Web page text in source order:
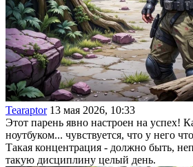
Tearaptor 13 мая 2026, 10:33
Этот парень явно настроен на успех!
ноутбуком... чувствуется, что у него
Такая концентрация - должно быть,
такую дисциплину целый день.